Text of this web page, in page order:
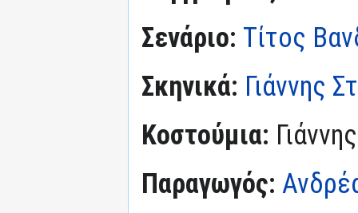
Σενάριο: Τίτος
Σκηνικά: Γιάννης
Κοστούμια:
Παραγωγός: